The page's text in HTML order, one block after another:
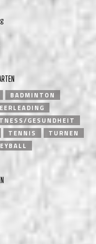
BADMINTON
GESUNDHEIT
TENNIS
TURNEN